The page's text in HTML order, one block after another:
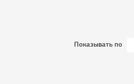
Показывать по